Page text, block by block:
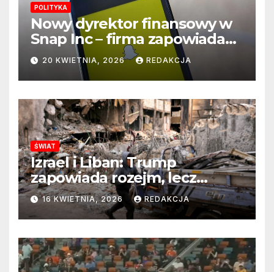
POLITYKA
Nowy dyrektor finansowy w
Snap Inc – firma zapowiada
zmianę na kluczowym
stanowisku
20 KWIETNIA, 2026 REDAKCJA
ŚWIAT
Izrael i Liban: Trump
zapowiada rozejm, lecz
perspektywa zakończenia
wojny wciąż odległa
16 KWIETNIA, 2026 REDAKCJA